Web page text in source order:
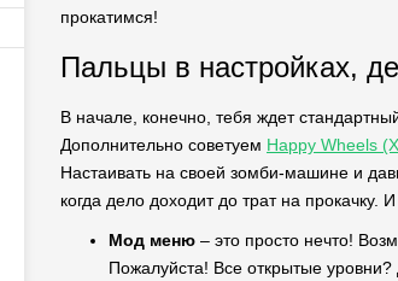
прокатимся!
Пальцы в настройках,
В начале, конечно, тебя ждет
Дополнительно советуем Happy Wheels
Настаивать на своей зомби-машине и
когда дело доходит до трат на прокачку.
Мод меню – это просто нечто!
Пожалуйста! Все открытые уровни?